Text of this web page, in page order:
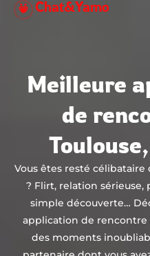
Aller
Chat&Yamo
Meilleure
de
Vous êtes resté
? Flirt, relation
simple découverte…
application de rencontre
des moments